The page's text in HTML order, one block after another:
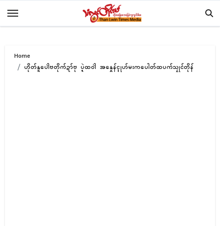
Home
ဟိုတ်နူပေါဲဗတိုက်ဍာ်ဗု ပ္ဍဲထဝါဲ အနှေုန်ၚုဟ်မးကပေါတ်ထပက်သၠုၚ်တိုန်